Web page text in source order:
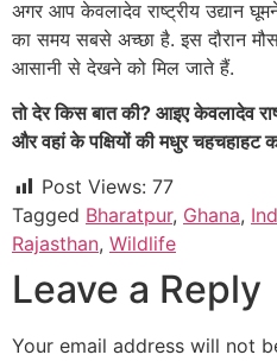
अगर आप केवलादेव राष्ट्रीय उद्यान
का समय सबसे अच्छा है. इस दौरान
आसानी से देखने को मिल जाते हैं.
तो देर किस बात की? आइए केवलादेव
और वहां के पक्षियों की मधुर चहचहाहट
Post Views: 77
Tagged Bharatpur, Ghana,
Rajasthan, Wildlife
Leave a Reply
Your email address will not